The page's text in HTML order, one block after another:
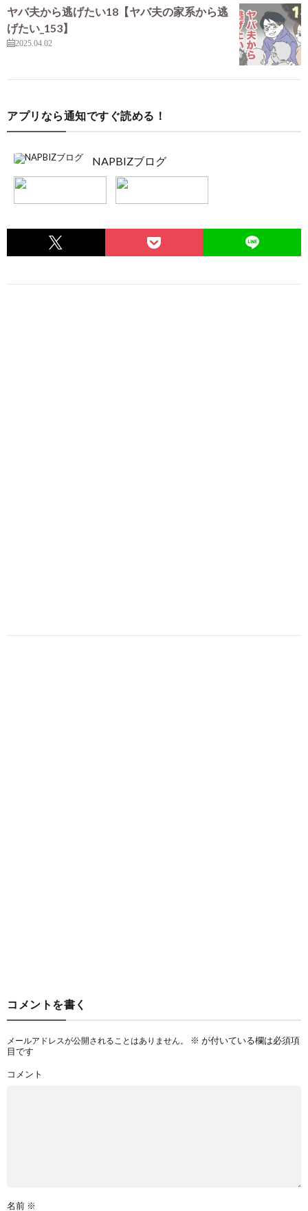
ヤバ夫から逃げたい18【ヤバ夫の家系から逃
げたい_153】
2025.04.02
アプリなら通知ですぐ読める！
NAPBIZブログ
コメントを書く
メールアドレスが公開されることはありません。 ※ が付いている欄は必須項
目です
コメント
名前 ※